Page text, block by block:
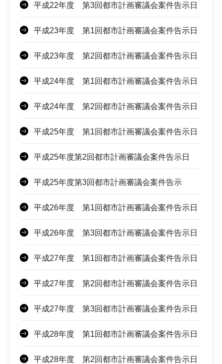
平成22年度 第3回都市計画審議会案件告示日
平成23年度 第1回都市計画審議会案件告示日
平成23年度 第2回都市計画審議会案件告示日
平成24年度 第1回都市計画審議会案件告示日
平成24年度 第2回都市計画審議会案件告示日
平成25年度 第1回都市計画審議会案件告示日
平成25年度第2回都市計画審議会案件告示日
平成25年度第3回都市計画審議会案件告示
平成26年度 第1回都市計画審議会案件告示日
平成26年度 第3回都市計画審議会案件告示日
平成27年度 第1回都市計画審議会案件告示日
平成27年度 第2回都市計画審議会案件告示日
平成27年度 第3回都市計画審議会案件告示日
平成28年度 第1回都市計画審議会案件告示日
平成28年度 第2回都市計画審議会案件告示日